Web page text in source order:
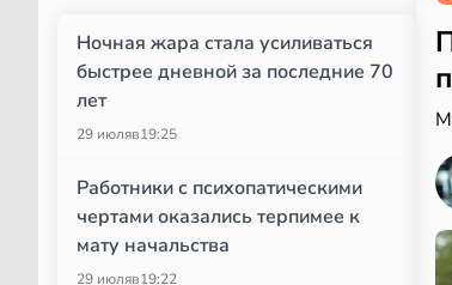
Ночная жара стала усиливаться
быстрее дневной за последние 70
лет
29 июляв19:25
Работники с психопатическими
чертами оказались терпимее к
мату начальства
29 июляв19:22